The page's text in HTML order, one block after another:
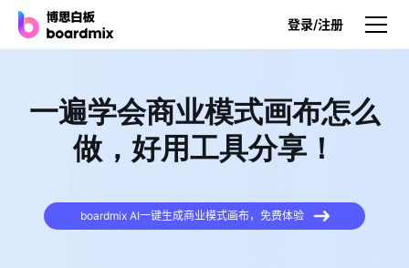
登录/注册
产品
博思白板
博思白板SDK
一遍学会商业模式画布怎么
做，好用工具分享！
boardmix AI一键生成商业模式画布，免费体验